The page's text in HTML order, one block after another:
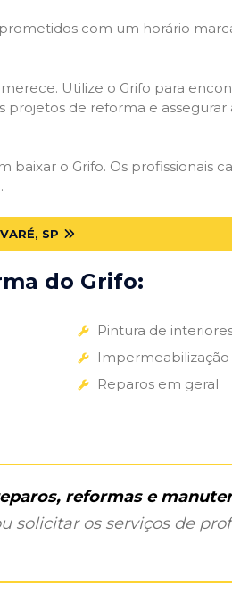
com um horário
Utilize o Grifo para
projetos de reforma e assegurar
baixar o Grifo. Os profissionais
SP
do Grifo:
Pintura de
Impermeabilização
Reparos em geral
reformas e
solicitar os serviços de